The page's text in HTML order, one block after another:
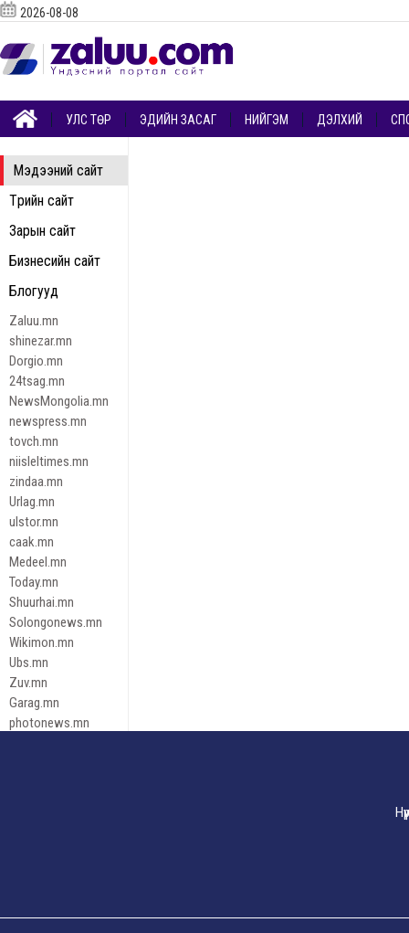
Мэдээний сайт
Төрийн сайт
Зарын сайт
Бизнесийн сайт
Блогууд
Zaluu.mn
shinezar.mn
Dorgio.mn
24tsag.mn
NewsMongolia.mn
newspress.mn
tovch.mn
niisleltimes.mn
zindaa.mn
Urlag.mn
ulstor.mn
caak.mn
Medeel.mn
Today.mn
Shuurhai.mn
Solongonews.mn
Wikimon.mn
Ubs.mn
Zuv.mn
Garag.mn
photonews.mn
Эрх зүй
2026-08-08
УЛС ТӨР ЭДИЙН ЗАСАГ НИЙГЭМ ДЭЛХИЙ